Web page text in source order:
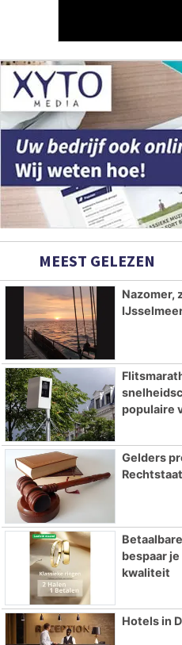
MEEST GELEZEN
Nazomer,
populaire
Gelders
Rechtstaat
bespaar
kwaliteit
Hotels in